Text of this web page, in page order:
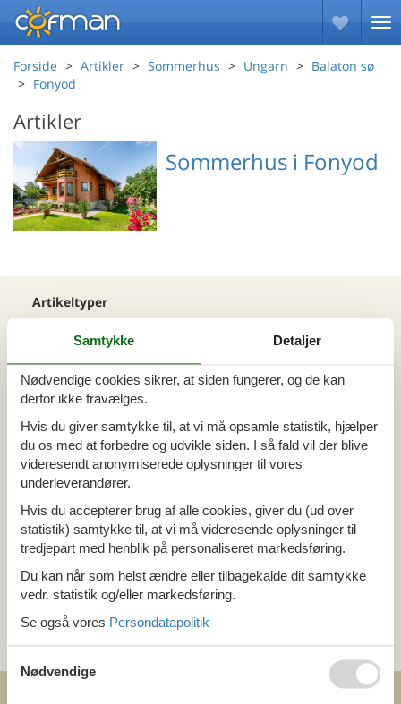
Forside Artikler Sommerhus Ungarn
Balaton sø
Fonyod
Artikler
Sommerhus i Fonyod
HU8640.160.1
Artikeltyper
Sommerhus
Område
Alle
Ungarn
Balaton sø
Fonyod
Tema
Alle
Kategori
Alle
Sommer
Samtykke Detaljer
Nødvendige cookies sikrer, at siden fungerer, og de kan
derfor ikke fravælges.
Hvis du giver samtykke til, at vi må opsamle statistik, hjælper
du os med at forbedre og udvikle siden. I så fald vil der blive
videresendt anonymiserede oplysninger til vores
underleverandører.
Hvis du accepterer brug af alle cookies, giver du (ud over
statistik) samtykke til, at vi må videresende oplysninger til
tredjepart med henblik på personaliseret markedsføring.
Du kan når som helst ændre eller tilbagekalde dit samtykke
vedr. statistik og/eller markedsføring.
Se også vores Persondatapolitik
Nødvendige